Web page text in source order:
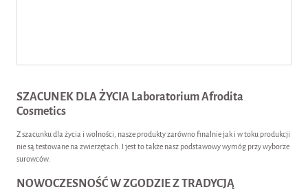
SZACUNEK DLA ŻYCIALaboratorium Afrodita
Cosmetics
Z szacunku dla życia i wolności, nasze produkty zarówno finalnie jak i w toku produkcji
nie są testowane na zwierzętach. I jest to także nasz podstawowy wymóg przy wyborze
surowców.
NOWOCZESNOŚĆ W ZGODZIE Z TRADYCJĄ